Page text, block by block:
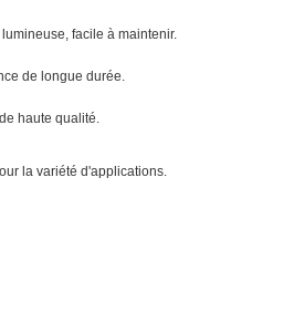
facile à maintenir.
de longue durée.
haute qualité.
la variété d'applications.